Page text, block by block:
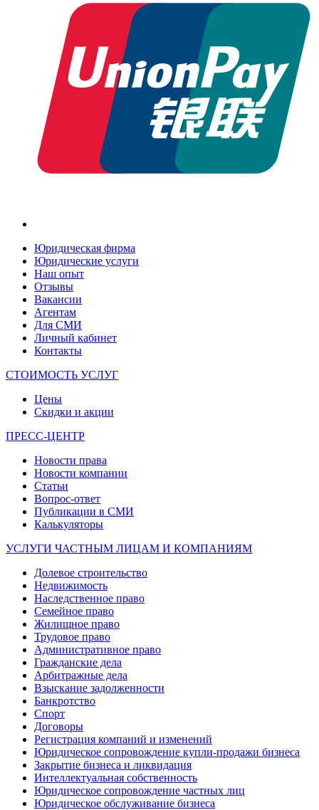
Юридическая фирма
Юридические услуги
Наш опыт
Отзывы
Вакансии
Агентам
Для СМИ
Личный кабинет
Контакты
СТОИМОСТЬ УСЛУГ
Цены
Скидки и акции
ПРЕСС-ЦЕНТР
Новости права
Новости компании
Статьи
Вопрос-ответ
Публикации в СМИ
Калькуляторы
УСЛУГИ ЧАСТНЫМ ЛИЦАМ И КОМПАНИЯМ
Долевое строительство
Недвижимость
Наследственное право
Семейное право
Жилищное право
Трудовое право
Административное право
Гражданские дела
Арбитражные дела
Взыскание задолженности
Банкротство
Спорт
Договоры
Регистрация компаний и изменений
Юридическое сопровождение купли-продажи бизнеса
Закрытие бизнеса и ликвидация
Интеллектуальная собственность
Юридическое сопровождение частных лиц
Юридическое обслуживание бизнеса